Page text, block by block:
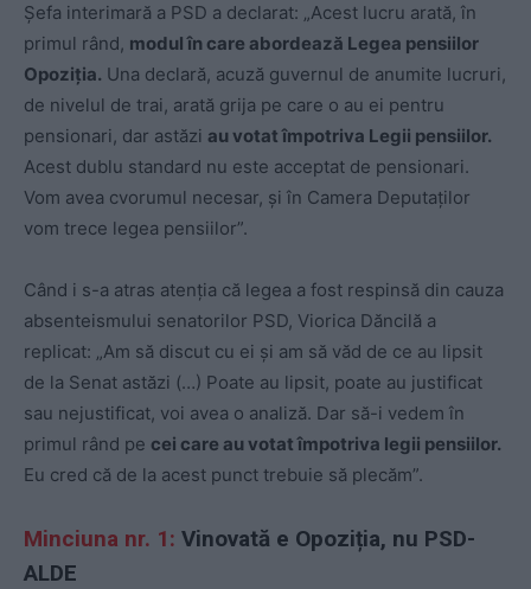
Șefa interimară a PSD a declarat: „Acest lucru arată, în
primul rând, modul în care abordează Legea pensiilor
Opoziția. Una declară, acuză guvernul de anumite lucruri,
de nivelul de trai, arată grija pe care o au ei pentru
pensionari, dar astăzi au votat împotriva Legii pensiilor.
Acest dublu standard nu este acceptat de pensionari.
Vom avea cvorumul necesar, și în Camera Deputaților
vom trece legea pensiilor”.
Când i s-a atras atenția că legea a fost respinsă din cauza
absenteismului senatorilor PSD, Viorica Dăncilă a
replicat: „Am să discut cu ei și am să văd de ce au lipsit
de la Senat astăzi (…) Poate au lipsit, poate au justificat
sau nejustificat, voi avea o analiză. Dar să-i vedem în
primul rând pe cei care au votat împotriva legii pensiilor.
Eu cred că de la acest punct trebuie să plecăm”.
Minciuna nr. 1: Vinovată e Opoziția, nu PSD-
ALDE